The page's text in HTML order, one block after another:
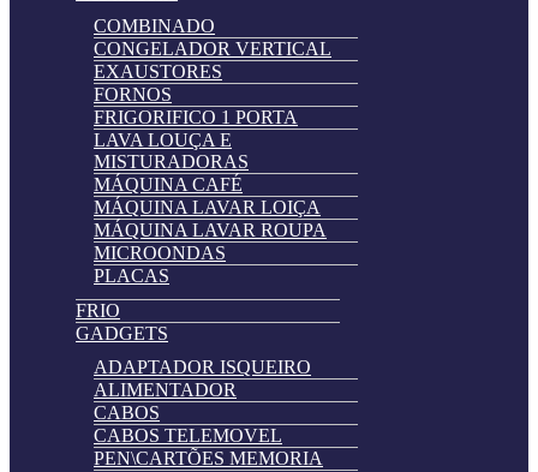
COMBINADO
CONGELADOR VERTICAL
EXAUSTORES
FORNOS
FRIGORIFICO 1 PORTA
LAVA LOUÇA E
MISTURADORAS
MÁQUINA CAFÉ
MÁQUINA LAVAR LOIÇA
MÁQUINA LAVAR ROUPA
MICROONDAS
PLACAS
FRIO
GADGETS
ADAPTADOR ISQUEIRO
ALIMENTADOR
CABOS
CABOS TELEMOVEL
PEN\CARTÕES MEMORIA